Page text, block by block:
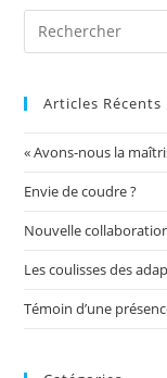
Articles Récents
« Avons-nous la
Envie de coudre ?
Nouvelle
Les coulisses des
Témoin d’une